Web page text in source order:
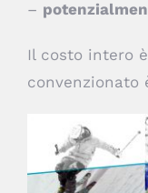
–
Il costo intero
convenzionato